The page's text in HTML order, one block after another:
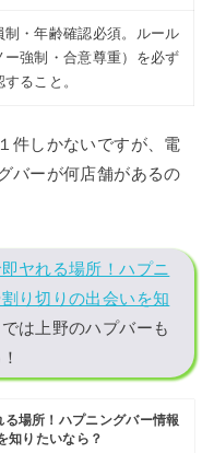
制・年齢確認必須。ルール
ー強制・合意尊重）を必ず
すること。
件しかないですが、電
バーが何店舗があるの
即ヤれる場所！ハプニ
り切りの出会いを知
では上野のハプバーも
る場所！ハプニングバー情報
知りたいなら？